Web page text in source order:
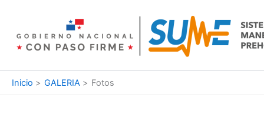
contenido
Inicio GALERIA Fotos